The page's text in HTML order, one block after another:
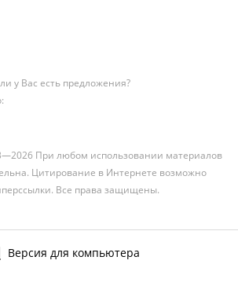
у Вас есть предложения?
При любом использовании материалов
Цитирование в Интернете возможно
Все права защищены.
Версия для компьютера